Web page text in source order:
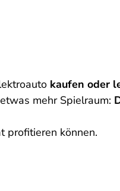
kaufen oder
mehr Spielraum:
profitieren können.